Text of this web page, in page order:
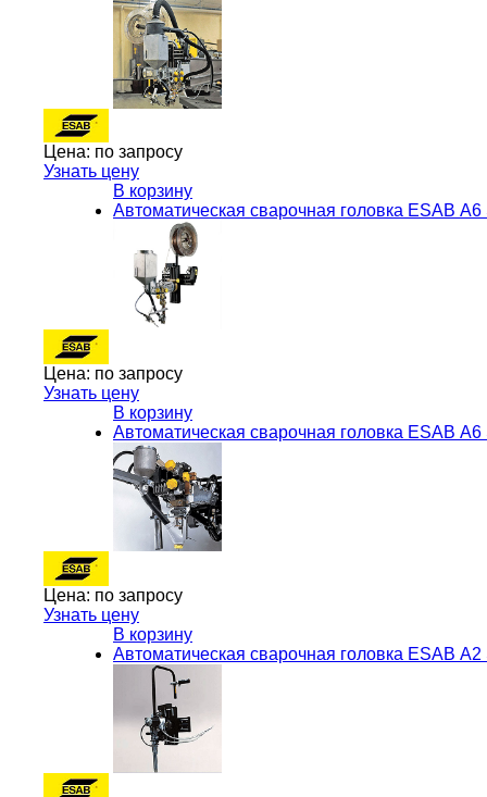
Цена: по запросу
Узнать цену
В корзину
Автоматическая сварочная головка ESAB
Цена: по запросу
Узнать цену
В корзину
Автоматическая сварочная головка ESAB
Цена: по запросу
Узнать цену
В корзину
Автоматическая сварочная головка ESAB